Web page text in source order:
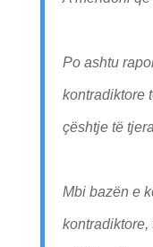
Po ashtu
kontradiktore
çështje të
Mbi bazën e
kontradiktore,